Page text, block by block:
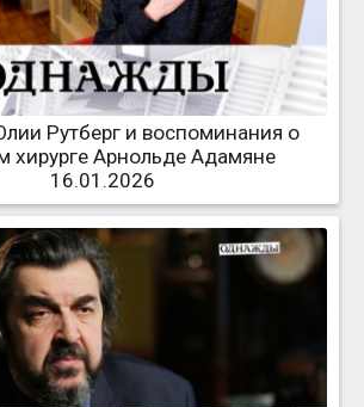
Рутберг и воспоминания о
хирурге Арнольде Адамяне
16.01.2026